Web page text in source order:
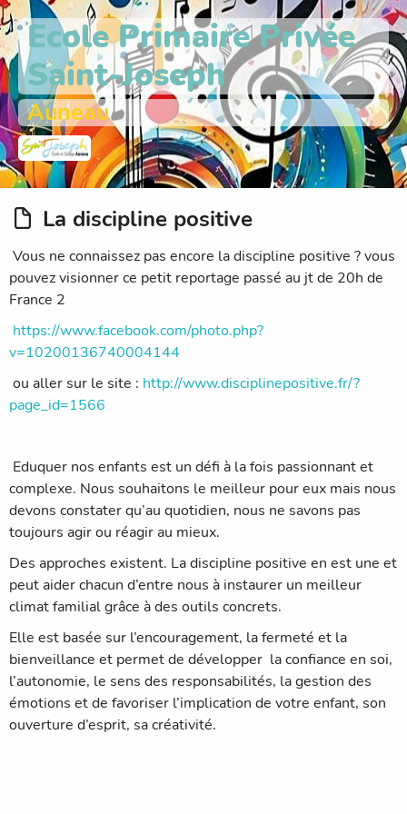
Ecole Primaire Privée
Saint-Joseph
Auneau
La discipline positive
Vous ne connaissez pas encore la discipline positive ? vous
pouvez visionner ce petit reportage passé au jt de 20h de
France 2
https://www.facebook.com/photo.php?
v=10200136740004144
ou aller sur le site : http://www.disciplinepositive.fr/?
page_id=1566
Eduquer nos enfants est un défi à la fois passionnant et
complexe. Nous souhaitons le meilleur pour eux mais nous
devons constater qu’au quotidien, nous ne savons pas
toujours agir ou réagir au mieux.
Des approches existent. La discipline positive en est une et
peut aider chacun d’entre nous à instaurer un meilleur
climat familial grâce à des outils concrets.
Elle est basée sur l’encouragement, la fermeté et la
bienveillance et permet de développer la confiance en soi,
l’autonomie, le sens des responsabilités, la gestion des
émotions et de favoriser l’implication de votre enfant, son
ouverture d’esprit, sa créativité.